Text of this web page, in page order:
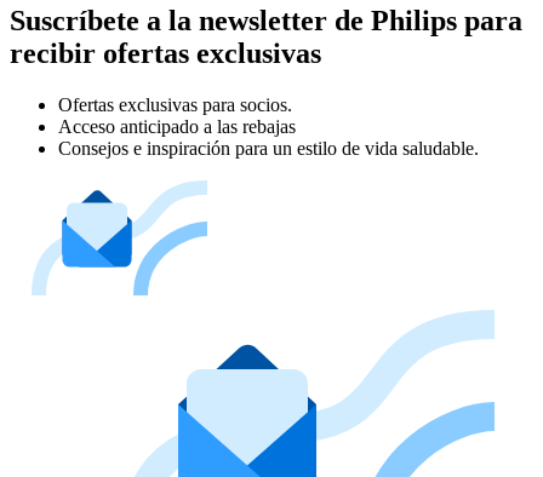
Suscríbete a la newsletter de Philips para
recibir ofertas exclusivas
Ofertas exclusivas para socios.
Acceso anticipado a las rebajas
Consejos e inspiración para un estilo de vida saludable.